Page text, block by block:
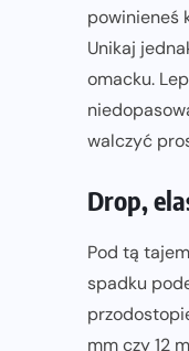
powinieneś
Unikaj
omacku.
walczyć
Drop,
Pod tą
spadku
mm czy 12